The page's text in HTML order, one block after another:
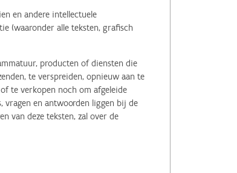
en andere intellectuele
(waaronder alle teksten, grafisch
producten of diensten die
te verspreiden, opnieuw aan te
te verkopen noch om afgeleide
vragen en antwoorden liggen bij de
van deze teksten, zal over de